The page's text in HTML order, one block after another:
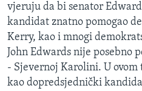
vjeruju da bi senator
kandidat znatno pomogao
Kerry, kao i mnogi
John Edwards nije posebno
- Sjevernoj Karolini. U
kao dopredsjednički